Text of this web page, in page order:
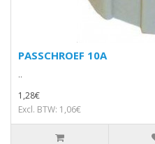
PASSCHROEF 10A
..
1,28€
Excl. BTW: 1,06€